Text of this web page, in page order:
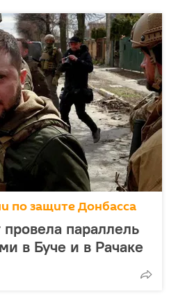
по защите Донбасса
параллель
в Буче и в Рачаке